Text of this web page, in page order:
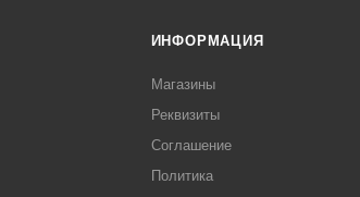
ИНФОРМАЦИЯ
Магазины
Реквизиты
Соглашение
Политика